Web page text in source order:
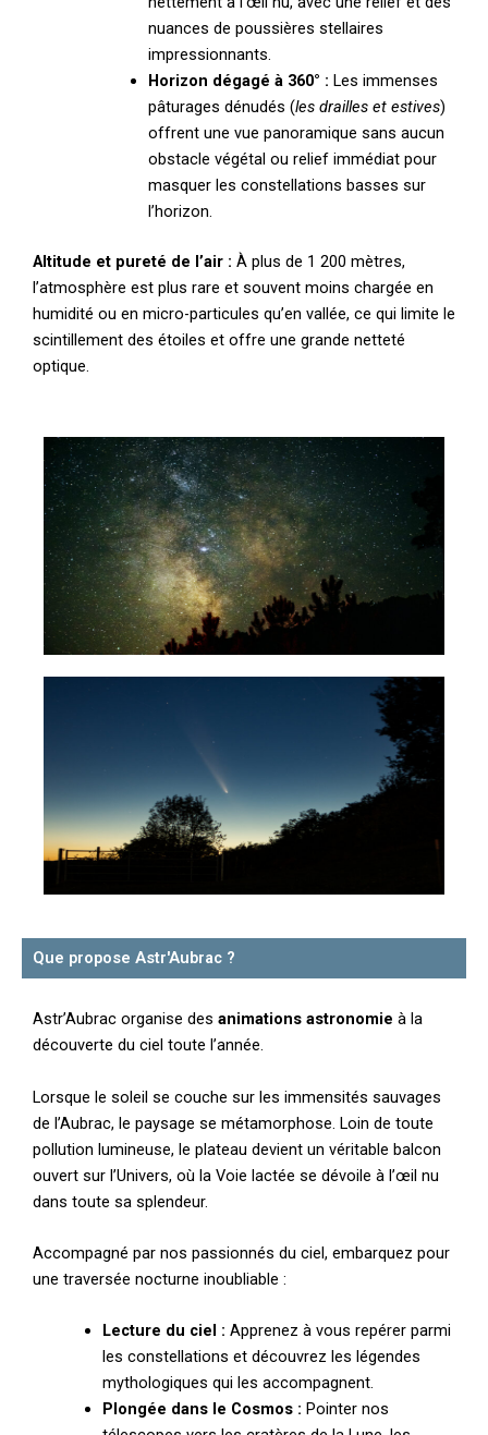
nuances de poussières stellaires
impressionnants.
Horizon dégagé à 360° : Les immenses
pâturages dénudés (les drailles et estives)
offrent une vue panoramique sans aucun
obstacle végétal ou relief immédiat pour
masquer les constellations basses sur
l’horizon.
Altitude et pureté de l’air : À plus de 1 200 mètres,
l’atmosphère est plus rare et souvent moins chargée en
humidité ou en micro-particules qu’en vallée, ce qui limite le
scintillement des étoiles et offre une grande netteté
optique.
Que propose Astr'Aubrac ?
Astr’Aubrac organise des animations astronomie à la
découverte du ciel toute l’année.
Lorsque le soleil se couche sur les immensités sauvages
de l’Aubrac, le paysage se métamorphose. Loin de toute
pollution lumineuse, le plateau devient un véritable balcon
ouvert sur l’Univers, où la Voie lactée se dévoile à l’œil nu
dans toute sa splendeur.
Accompagné par nos passionnés du ciel, embarquez pour
une traversée nocturne inoubliable :
Lecture du ciel : Apprenez à vous repérer parmi
les constellations et découvrez les légendes
mythologiques qui les accompagnent.
Plongée dans le Cosmos : Pointer nos